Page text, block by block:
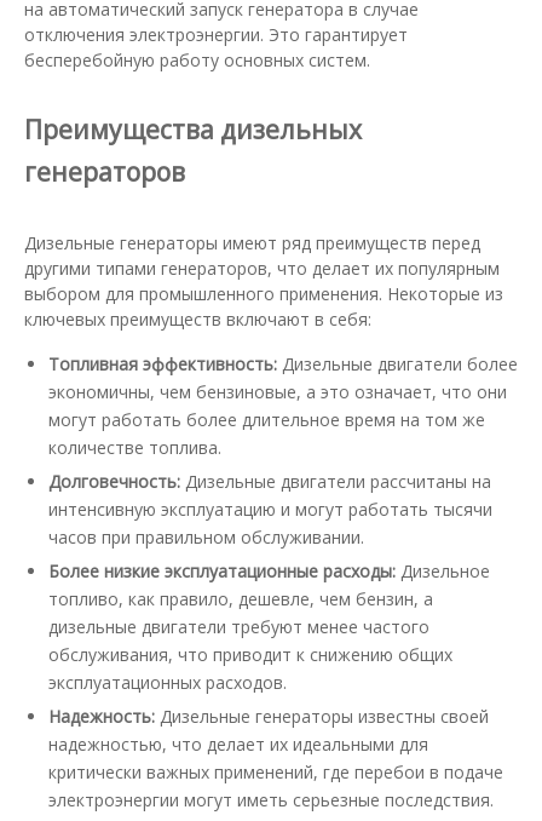
на автоматический запуск генератора в случае
отключения электроэнергии. Это гарантирует
бесперебойную работу основных систем.
Преимущества дизельных
генераторов
Дизельные генераторы имеют ряд преимуществ перед
другими типами генераторов, что делает их популярным
выбором для промышленного применения. Некоторые из
ключевых преимуществ включают в себя:
Топливная эффективность: Дизельные двигатели более
экономичны, чем бензиновые, а это означает, что они
могут работать более длительное время на том же
количестве топлива.
Долговечность: Дизельные двигатели рассчитаны на
интенсивную эксплуатацию и могут работать тысячи
часов при правильном обслуживании.
Более низкие эксплуатационные расходы: Дизельное
топливо, как правило, дешевле, чем бензин, а
дизельные двигатели требуют менее частого
обслуживания, что приводит к снижению общих
эксплуатационных расходов.
Надежность: Дизельные генераторы известны своей
надежностью, что делает их идеальными для
критически важных применений, где перебои в подаче
электроэнергии могут иметь серьезные последствия.